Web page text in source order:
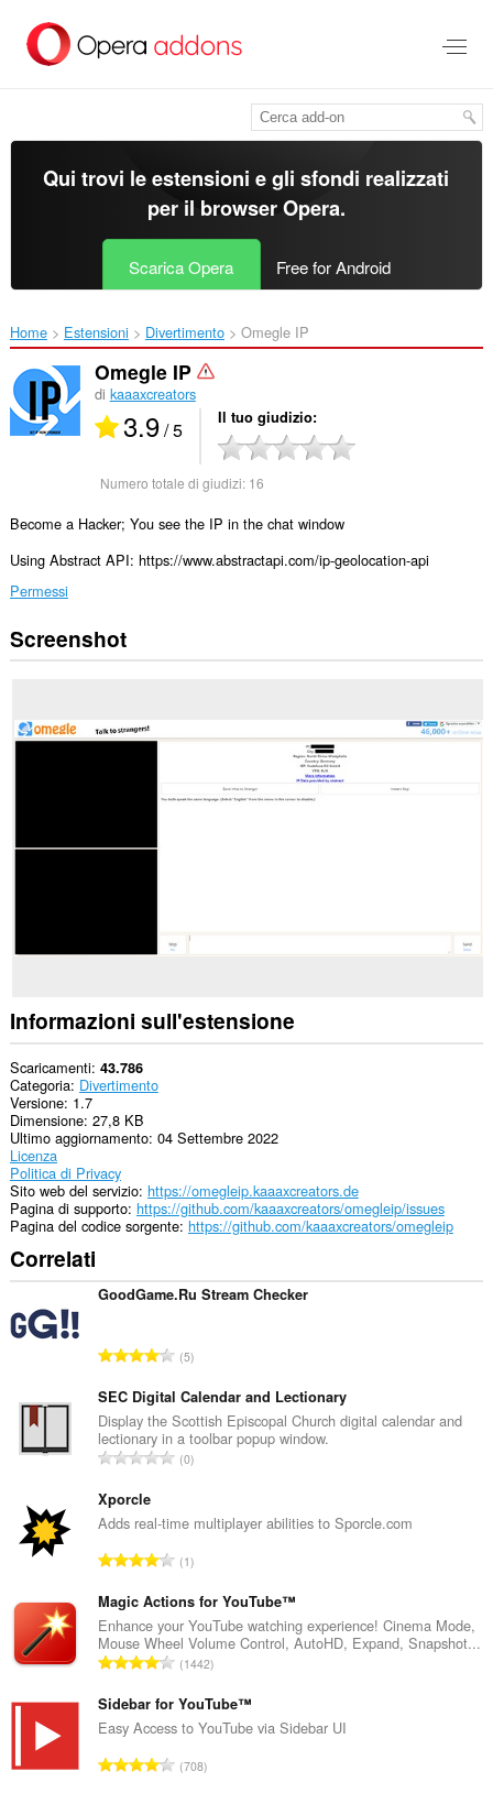
contenuto
Qui trovi le estensioni e gli sfondi realizzati
per il browser Opera.
Scarica Opera Free for Android
Home Estensioni Divertimento Omegle IP‎
Omegle IP
di kaaaxcreators
3.9/ 5 Il tuo giudizio
Numero totale di giudizi: 16
Become a Hacker; You see the IP in the chat window
Using Abstract API: https://www.abstractapi.com/ip-geolocation-api
Permessi
Questa
estensione
tuoi
dati
Questa
schede
attività
di
navigazione.
Screenshot
Informazioni sull'estensione
Scaricamenti 43.786
Categoria Divertimento
Versione 1.7
Dimensione 27,8 KB
Ultimo aggiornamento 04 Settembre 2022
Licenza
Politica di Privacy
Sito web del servizio https://omegleip.kaaaxcreators.de
Pagina di supporto https://github.com/kaaaxcreators/omegleip/issues
Pagina del codice sorgente https://github.com/kaaaxcreators/omegleip
Correlati
GoodGame.Ru Stream Checker
N
m
e
r
o
t
a
e
d
i
g
u
d
z
5
SEC Digital Calendar and Lectionary
Display the Scottish Episcopal Church digital calendar and
lectionary in a toolbar popup window.
N
e
o
o
t
a
e
d
g
0
Xporcle
Adds real-time multiplayer abilities to Sporcle.com
N
m
e
r
o
o
t
a
1
Magic Actions for YouTube™
Enhance your YouTube watching experience! Cinema Mode,
Mouse Wheel Volume Control, AutoHD, Expand, Snapshot...
N
m
e
o
1442
Sidebar for YouTube™
Easy Access to YouTube via Sidebar UI
N708